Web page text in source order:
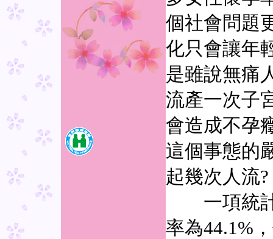
個社會問題
化只會讓年
是雖說無痛
流產一次子
會造成不孕
這個事態的
起幾次人流?
一項統計
率為44.1%